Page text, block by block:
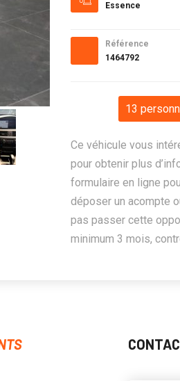
Essence
Référence
1464792
13
Ce véhicule vous
pour obtenir plus
formulaire en ligne
déposer un acompte
pas passer cette
minimum 3 mois,